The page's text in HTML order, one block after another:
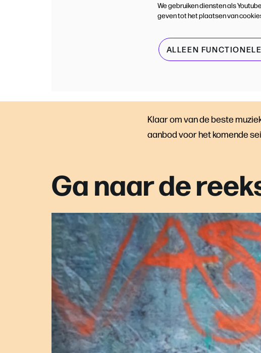
We gebruiken diensten als
geven tot het plaatsen van
ALLEEN
Klaar om van de beste
aanbod voor het komende
Ga naar de